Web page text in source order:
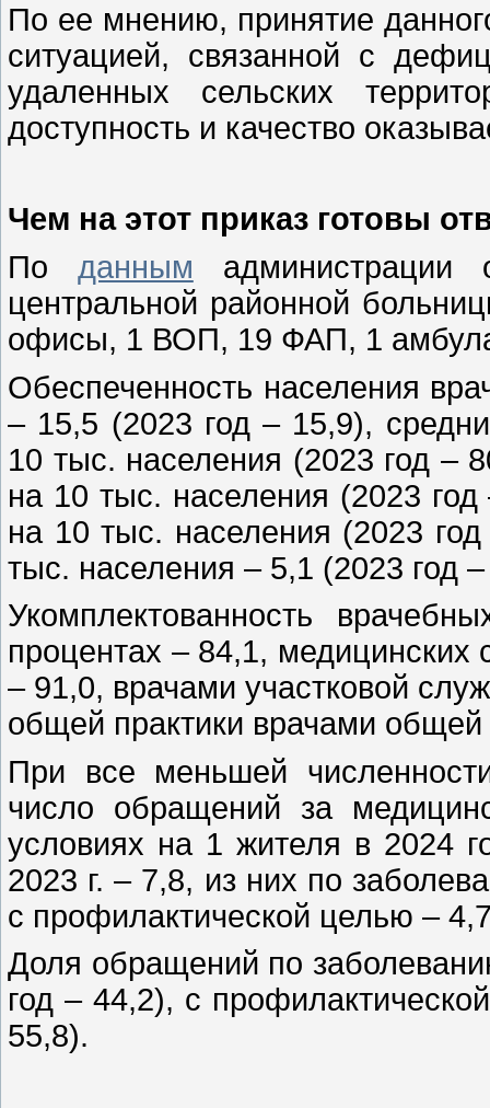
По ее мнению, принятие
ситуацией, связанной с
удаленных сельских
доступность и качество
Чем на этот приказ готовы
По данным администрации
центральной районной
офисы, 1 ВОП, 19 ФАП, 1
Обеспеченность населения
– 15,5 (2023 год – 15,9),
10 тыс. населения (2023 год –
на 10 тыс. населения (2023
на 10 тыс. населения (2023
тыс. населения – 5,1 (2023 год
Укомплектованность
процентах – 84,1, медицинских
– 91,0, врачами участковой
общей практики врачами общей
При все меньшей
число обращений за
условиях на 1 жителя в 2024
2023 г. – 7,8, из них по
с профилактической целью –
Доля обращений по
год – 44,2), с
55,8).